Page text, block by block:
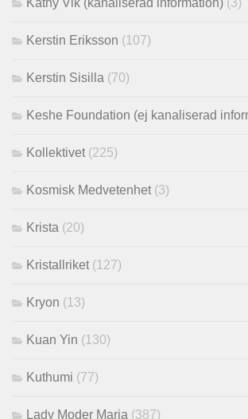
Kathy Vik (kanaliserad information) (3)
Kerstin Eriksson (107)
Kerstin Sisilla (70)
Keshe Foundation (ej kanaliserad
Kollektivet(225)
Kosmisk Medvetenhet(3)
Krista (20)
Kristallriket(127)
Kryon (13)
Kuan Yin (130)
Kuthumi (77)
Lady Moder Maria (387)